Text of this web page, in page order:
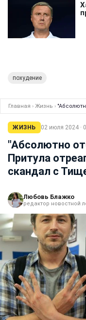
похудение
Главная › Жизнь ›
ЖИЗНЬ 02 июля 2024 ·
"Абсолютно
Притула
скандал с
Любовь Блажко
редактор новостной